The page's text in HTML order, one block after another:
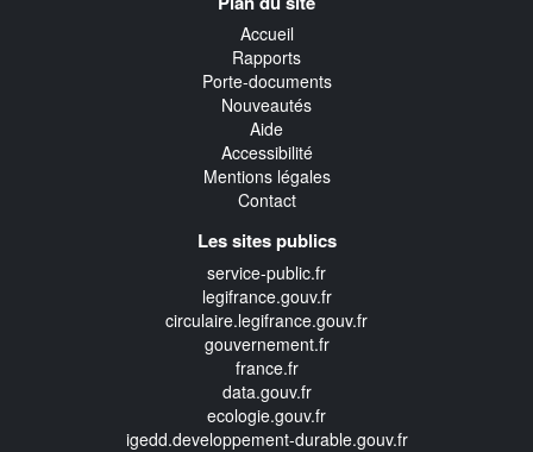
Accueil
Rapports
Porte-documents
Nouveautés
Aide
Accessibilité
Mentions légales
Contact
Les sites publics
service-public.fr
legifrance.gouv.fr
circulaire.legifrance.gouv.fr
gouvernement.fr
france.fr
data.gouv.fr
ecologie.gouv.fr
igedd.developpement-durable.gouv.fr